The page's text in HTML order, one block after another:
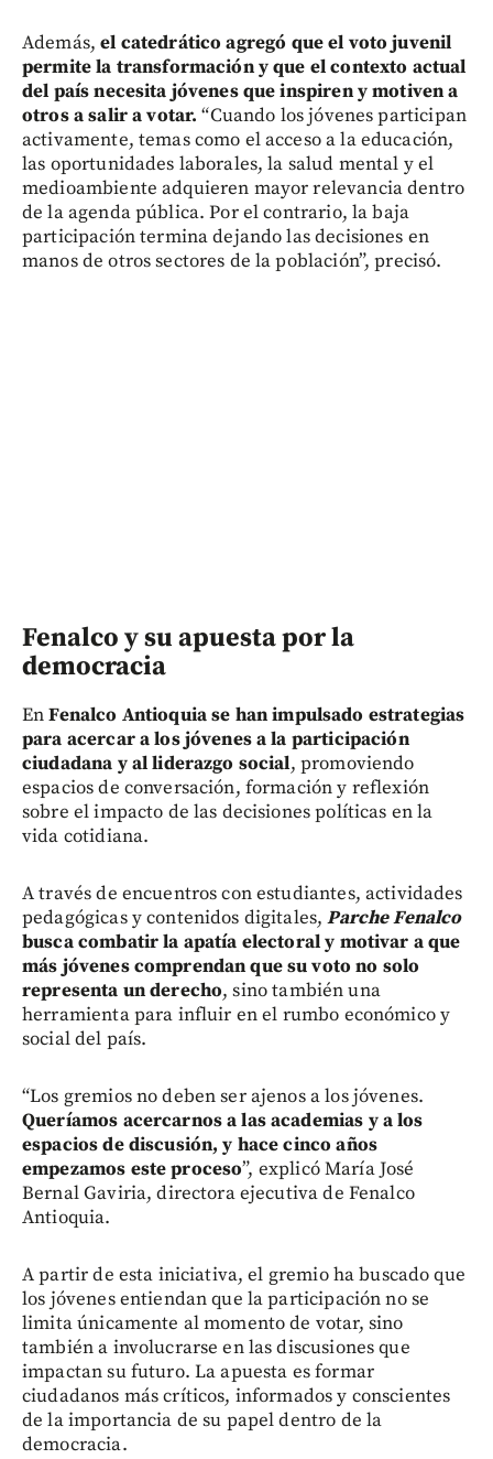
Además,el catedrático agregó que el voto juvenil
permite la transformación y que el contexto actual
del país necesita jóvenes que inspiren y motiven a
otros a salir a votar.“Cuando los jóvenes participan
activamente, temas como el acceso a la educación,
las oportunidades laborales, la salud mental y el
medioambiente adquieren mayor relevancia dentro
de la agenda pública. Por el contrario, la baja
participación termina dejando las decisiones en
manos de otros sectores de la población”, precisó.
Fenalco y su apuesta por la
democracia
EnFenalco Antioquia se han impulsado estrategias
para acercar a los jóvenes a la participación
ciudadana y al liderazgo social, promoviendo
espacios de conversación, formación y reflexión
sobre el impacto de las decisiones políticas en la
vida cotidiana.
A través de encuentros con estudiantes, actividades
pedagógicas y contenidos digitales, Parche Fenalco
busca combatir la apatía electoral y motivar a que
más jóvenes comprendan que su voto no solo
representa un derecho, sino también una
herramienta para influir en el rumbo económico y
social del país.
“Los gremios no deben ser ajenos a los jóvenes.
Queríamos acercarnos a las academias y a los
espacios de discusión, y hace cinco años
empezamos este proceso”, explicó María José
Bernal Gaviria, directora ejecutiva de Fenalco
Antioquia.
A partir de esta iniciativa, el gremio ha buscado que
los jóvenes entiendan que la participación no se
limita únicamente al momento de votar, sino
también a involucrarse en las discusiones que
impactan su futuro. La apuesta es formar
ciudadanos más críticos, informados y conscientes
de la importancia de su papel dentro de la
democracia.